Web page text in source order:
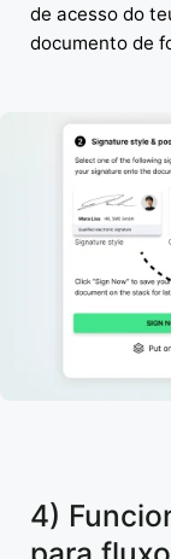
de acesso do
documento de
4)